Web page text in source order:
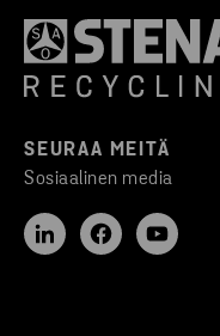
SEURAA MEITÄ
Sosiaalinen media